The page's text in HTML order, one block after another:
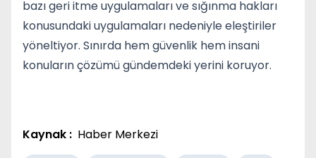
bazı geri itme uygulamaları ve sığınma hakları
konusundaki uygulamaları nedeniyle eleştiriler
yöneltiyor. Sınırda hem güvenlik hem insani
konuların çözümü gündemdeki yerini koruyor.
Kaynak : Haber Merkezi